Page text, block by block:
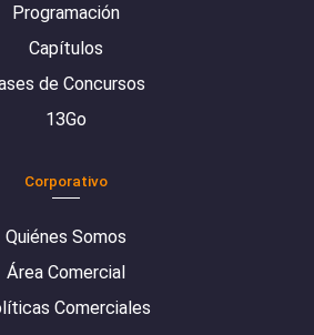
Programación
Capítulos
de Concursos
13Go
Corporativo
Quiénes Somos
Área Comercial
Comerciales